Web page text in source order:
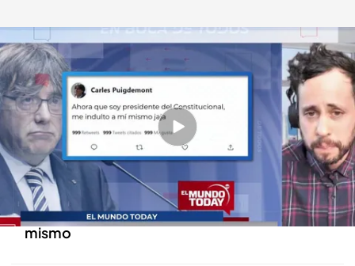
Las claves de 'El Mundo Today'
cuatro.com
11 NOV 2022 - 17:17h.
'El Mundo Today' analiza la actualidad de este
viernes 11 de noviembre de 2022
Tras ser nombrado nuevo presidente del
Constitucional, Puigdemont se indulta a sí
mismo